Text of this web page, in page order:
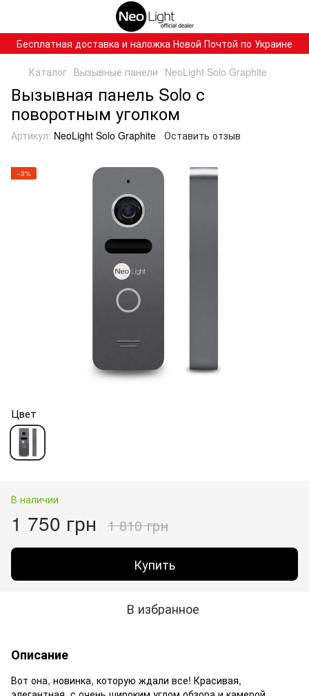
Бесплатная доставка и наложка Новой Почтой по Украине
Каталог Вызывные панели NeoLight Solo Graphite
Вызывная панель Solo с
поворотным уголком
Артикул: NeoLight Solo Graphite Оставить отзыв
−3%
Цвет
В наличии
1 750 грн 1 810 грн
Купить
В избранное
Описание
Вот она, новинка, которую ждали все! Красивая,